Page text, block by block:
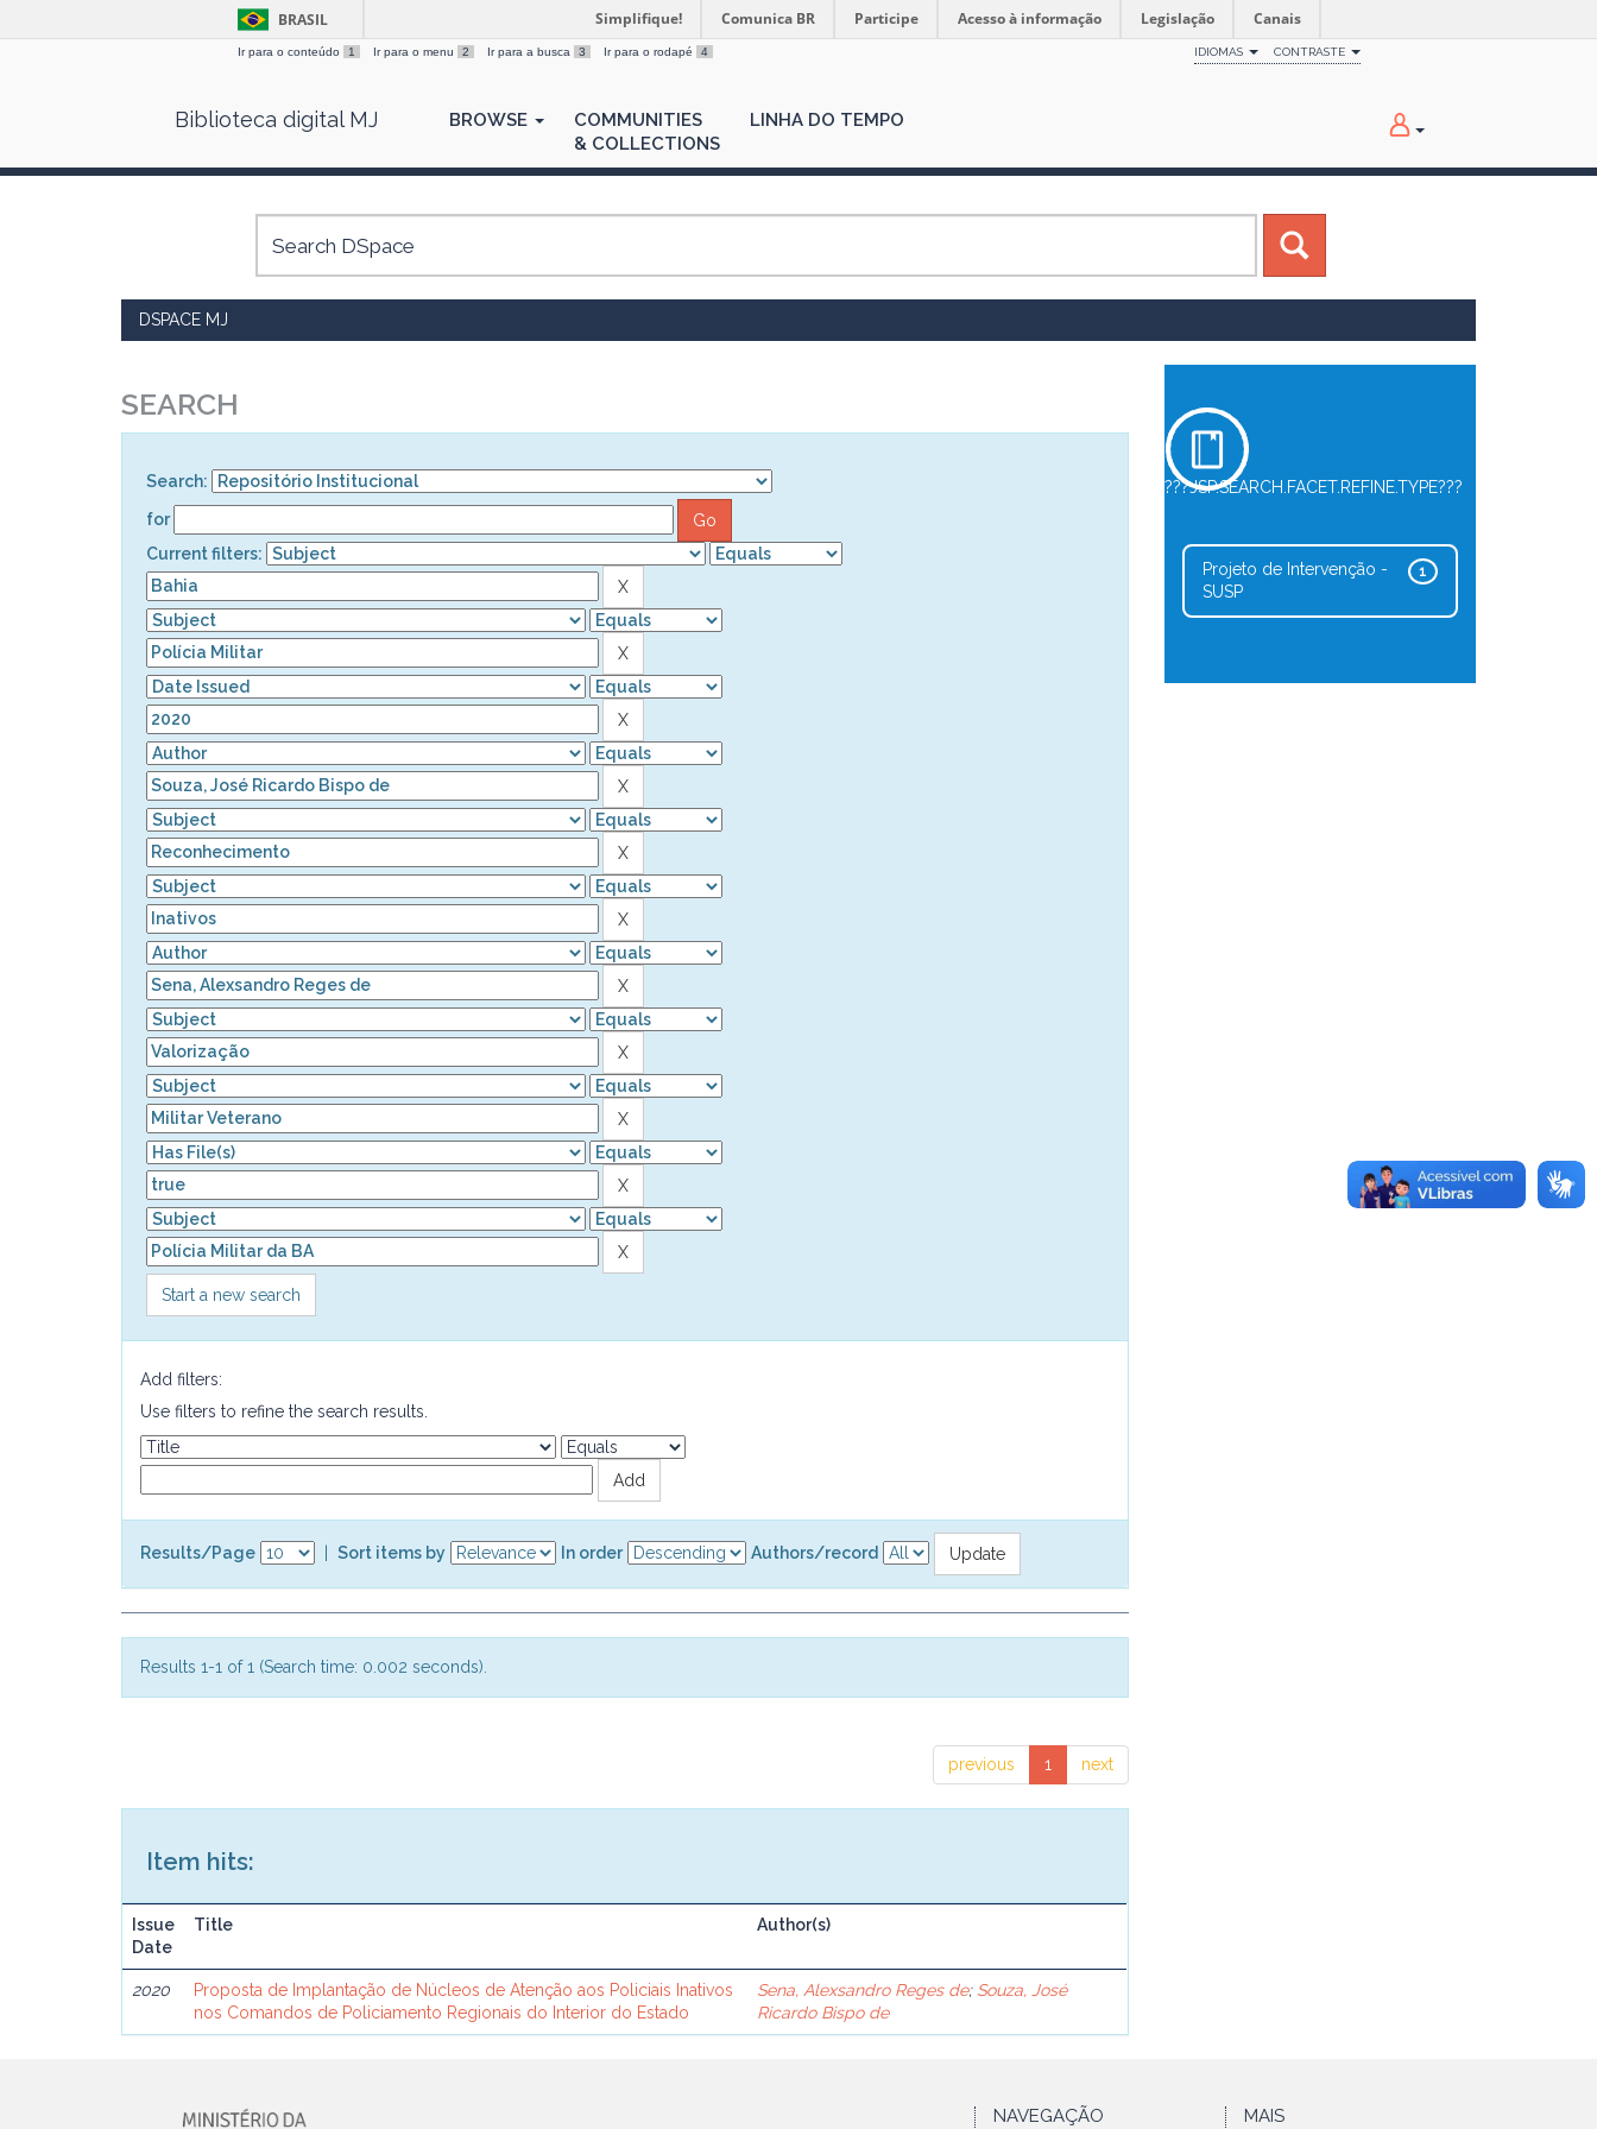
BRASIL Simplifique! Comunica BR Participe Acesso à informação Legislação Canais
Ir para o conteúdo 1 Ir para o menu 2 Ir para a busca 3 Ir para o rodapé 4 IDIOMAS CONTRASTE
Biblioteca digital MJ BROWSE
COMMUNITIES
& COLLECTIONS
LINHA DO TEMPO
DSPACE MJ
SEARCH
Search:
for
Current filters:
Start a new search
Add filters:
Use filters to refine the search results.
Results/Page Sort items by In order Authors/record
Results 1-1 of 1 (Search time: 0.002 seconds).
previous 1 next
Item hits:
Issue
Date
Title Author(s)
2020
Proposta de Implantação de Núcleos de Atenção aos Policiais Inativos
nos Comandos de Policiamento Regionais do Interior do Estado
Sena, Alexsandro Reges de; Souza, José
Ricardo Bispo de
???JSP.SEARCH.FACET.REFINE.TYPE???
1
Projeto de Intervenção -
SUSP
NAVEGAÇÃO MAIS